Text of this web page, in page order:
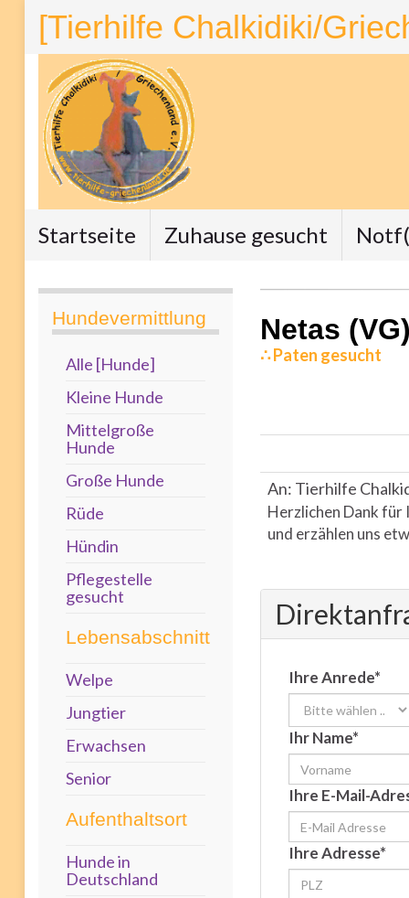
[Tierhilfe Chalkidiki/
Startseite Zuhause gesucht
Hundevermittlung
Alle [Hunde]
Kleine Hunde
Mittelgroße
Hunde
Große Hunde
Rüde
Hündin
Pflegestelle
gesucht
Lebensabschnitt
Welpe
Jungtier
Erwachsen
Senior
Aufenthaltsort
Hunde in
Deutschland
Netas
∴ Paten gesucht
An: Tierhilfe
Herzlichen Dank für
und erzählen uns
Ihre Anrede*
Ihr Name*
Ihre E-Mail-
Ihre Adresse*